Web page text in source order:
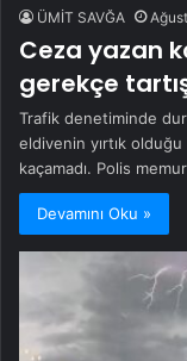
ÜMİT SAVĞA
Ceza yazan
gerekçe
Trafik denetiminde
eldivenin yırtık olduğu
kaçamadı. Polis
Devamını Oku »